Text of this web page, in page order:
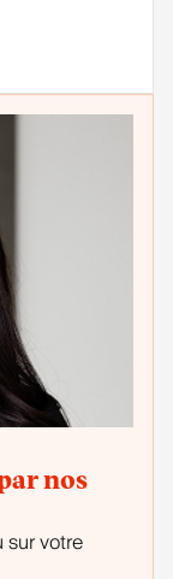
nos
sur votre